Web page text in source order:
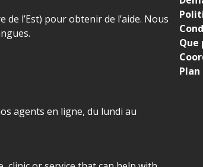
l’Est) pour obtenir de l’aide. Nous
agents en ligne, du lundi au
Que